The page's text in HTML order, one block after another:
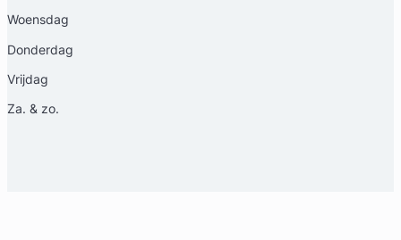
Woensdag
Donderdag
Vrijdag
Za. & zo.